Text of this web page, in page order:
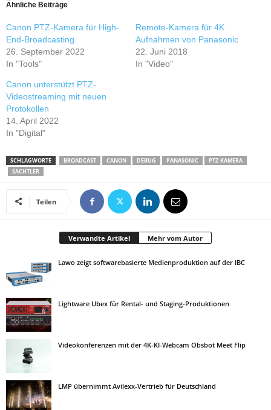
Ähnliche Beiträge
Canon PTZ-Kamera für High-
End-Broadcasting
26. September 2022
In "Tools"
Remote-Kamera für 4K
Aufnahmen von Panasonic
22. Juni 2018
In "Video"
Canon unterstützt PTZ-
Videostreaming mit neuen
Protokollen
14. April 2022
In "Digital"
SCHLAGWORTE BROADCAST CANON DEBUG PANASONIC
PTZ-KAMERA
SACHTLER
Teilen
Verwandte Artikel Mehr vom Autor
Lawo zeigt softwarebasierte Medienproduktion auf der IBC
Lightware Ubex für Rental- und Staging-Produktionen
Videokonferenzen mit der 4K-KI-Webcam Obsbot Meet Flip
LMP übernimmt Avilexx-Vertrieb für Deutschland